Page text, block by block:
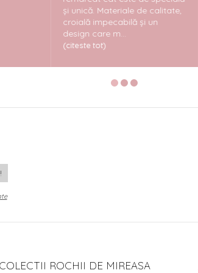
și unică. Materiale de calitate,
croială impecabilă și un
design care m...
(citeste tot)
COLECTII ROCHII DE MIREASA